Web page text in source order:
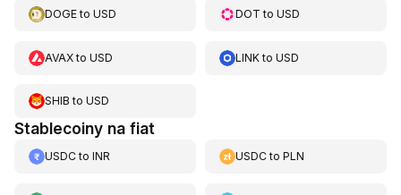
DOGEto USD DOT toUSD
AVAXto USD LINKtoUSD
SHIB to USD
Stablecoiny na fiat
USDCto INR USDCtoPLN